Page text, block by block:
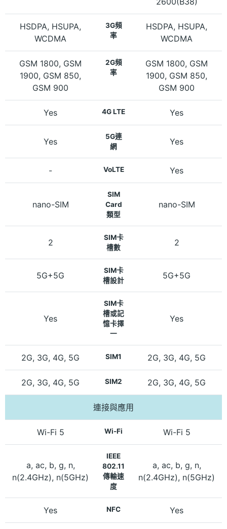
HSDPA, HSUPA,
WCDMA
3G頻
率
HSDPA, HSUPA,
WCDMA
GSM 1800, GSM
1900, GSM 850,
GSM 900
2G頻
率
GSM 1800, GSM
1900, GSM 850,
GSM 900
Yes 4G LTE Yes
Yes
5G連
網
Yes
- VoLTE Yes
nano-SIM
SIM
Card
類型
nano-SIM
2
SIM卡
槽數
2
5G+5G
SIM卡
槽設計
5G+5G
Yes
SIM卡
槽或記
憶卡擇
一
Yes
2G, 3G, 4G, 5G SIM1 2G, 3G, 4G, 5G
2G, 3G, 4G, 5G SIM2 2G, 3G, 4G, 5G
連接與應用
Wi-Fi 5 Wi-Fi Wi-Fi 5
a, ac, b, g, n,
n(2.4GHz), n(5GHz)
IEEE
802.11
傳輸速
度
a, ac, b, g, n,
n(2.4GHz), n(5GHz)
Yes NFC Yes